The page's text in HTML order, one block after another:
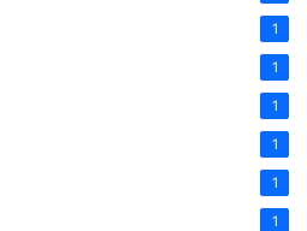
1
1
1
1
1
1